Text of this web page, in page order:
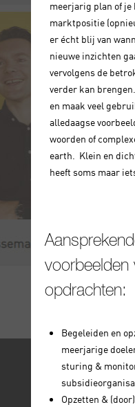
meerjarig plan of
marktpositie
er écht blij van
nieuwe inzichten
vervolgens de
verder kan
en maak veel
alledaagse
woorden of
earth. Klein en
heeft soms maar
voorbeelden
opdrachten:
Begeleiden en
meerjarige
sturing &
Opzetten &